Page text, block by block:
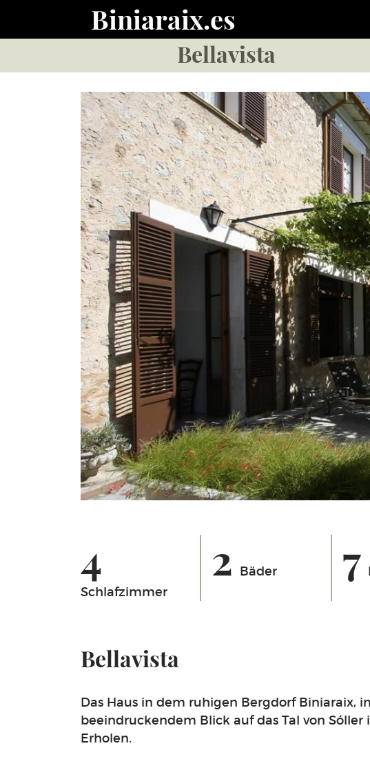
Biniaraix.es
Bellavista
4
Schlafzimmer
2 Bäder 7
Bellavista
Das Haus in dem ruhigen Bergdorf Biniaraix,
beeindruckendem Blick auf das Tal von
Erholen.